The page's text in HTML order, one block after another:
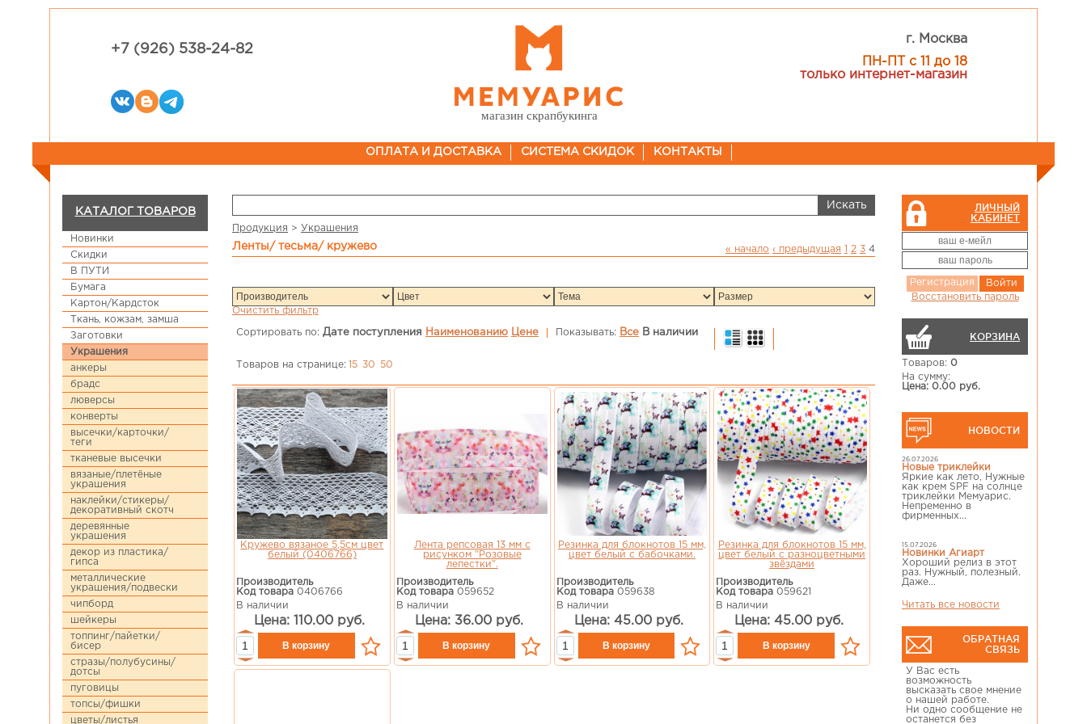
+7 (926) 538-24-82
магазин скрапбукинга
г. Москва
ПН-ПТ с 11 до 18
только интернет-магазин
ОПЛАТА И ДОСТАВКА СИСТЕМА СКИДОК КОНТАКТЫ
КАТАЛОГ ТОВАРОВ
Новинки
Скидки
В ПУТИ
Бумага
Картон/Кардсток
Ткань, кожзам, замша
Заготовки
Украшения
анкеры
брадс
люверсы
конверты
высечки/карточки/
теги
тканевые высечки
вязаные/плетёные
украшения
наклейки/стикеры/
декоративный скотч
деревянные
украшения
декор из пластика/
гипса
металлические
украшения/подвески
чипборд
шейкеры
топпинг/пайетки/
бисер
стразы/полубусины/
дотсы
пуговицы
топсы/фишки
цветы/листья
ЛИЧНЫЙ
КАБИНЕТ
Регистрация
Войти
Восстановить пароль
КОРЗИНА
Товаров: 0
На сумму:
Цена: 0.00 руб.
НОВОСТИ
26.07.2026
Новые триклейки
Яркие как лето, Нужные
как крем SPF на солнце
триклейки Мемуарис.
Непременно в
фирменных...
15.07.2026
Новинки Агиарт
Хороший релиз в этот
раз. Нужный, полезный.
Даже...
Читать все новости
ОБРАТНАЯ
СВЯЗЬ
У Вас есть
возможность
высказать свое мнение
о нашей работе.
Ни одно сообщение не
останется без
Продукция > Украшения
ленты/ тесьма/ кружево « начало ‹ предыдущая 1 2 3 4
Очистить фильтр
Сортировать по: Дате поступления Наименованию Цене Показывать: Все В наличии
Товаров на странице: 15 30 50
Кружево вязаное 5,5см цвет
белый (0406766)
Производитель
Код товара 0406766
В наличии
Цена: 110.00 руб.
Лента репсовая 13 мм с
рисунком "Розовые
лепестки".
Производитель
Код товара059652
В наличии
Цена: 36.00 руб.
Резинка для блокнотов 15 мм,
цвет белый с бабочками.
Производитель
Код товара059638
В наличии
Цена: 45.00 руб.
Резинка для блокнотов 15 мм,
цвет белый с разноцветными
звёздами
Производитель
Код товара 059621
В наличии
Цена: 45.00 руб.